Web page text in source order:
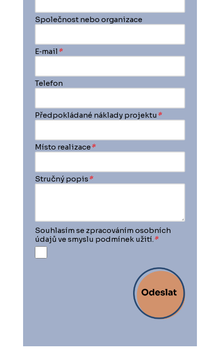
Společnost nebo organizace
E‑mail*
Telefon
Předpokládané náklady projektu*
Místo realizace*
Stručný popis*
Souhlasím se zpracováním osobních
údajů ve smyslu podmínek užití.*